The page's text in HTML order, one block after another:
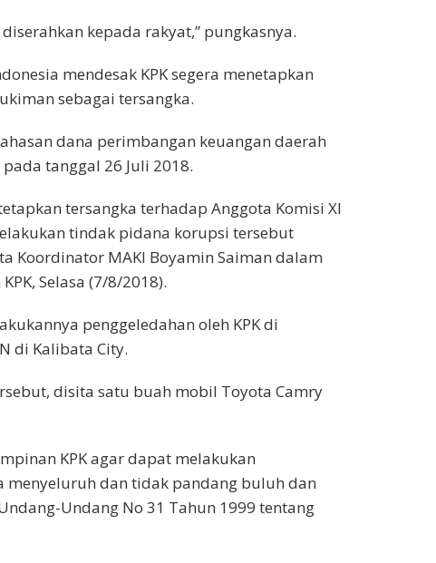
kepada rakyat,” pungkasnya.
mendesak KPK segera menetapkan
sebagai tersangka.
dana perimbangan keuangan daerah
tanggal 26 Juli 2018.
tersangka terhadap Anggota Komisi XI
tindak pidana korupsi tersebut
Koordinator MAKI Boyamin Saiman dalam
Selasa (7/8/2018).
penggeledahan oleh KPK di
di Kalibata City.
disita satu buah mobil Toyota Camry
KPK agar dapat melakukan
menyeluruh dan tidak pandang buluh dan
Undang No 31 Tahun 1999 tentang